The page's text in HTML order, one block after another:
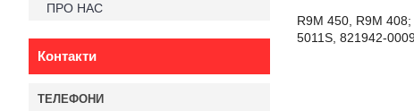
R9M 450, R9M
5011S, 821942-
ПРО НАС
Контакти